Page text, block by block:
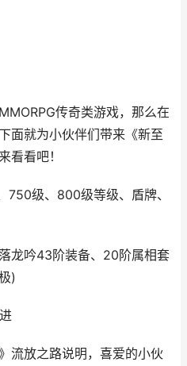
传奇类游戏，那么在
面就为小伙伴们带来《新至
看看吧！
750级、800级等级、盾牌、
龙吟43阶装备、20阶属相套
)
流放之路说明，喜爱的小伙